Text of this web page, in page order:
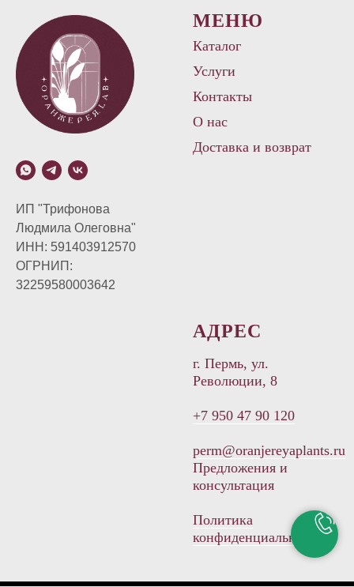
ИП "Трифонова
Людмила Олеговна"
ИНН: 591403912570
ОГРНИП:
32259580003642
МЕНЮ
Каталог
Услуги
Контакты
О нас
Доставка и возврат
АДРЕС
г. Пермь, ул.
Революции, 8
+7 950 47 90 120
perm@oranjereyaplants.ru
Предложения и
консультация
Политика
конфиденциальности